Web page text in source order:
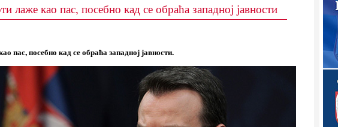
лаже као пас, посебно кад се обраћа западној јавности
пас, посебно кад се обраћа западној јавности.